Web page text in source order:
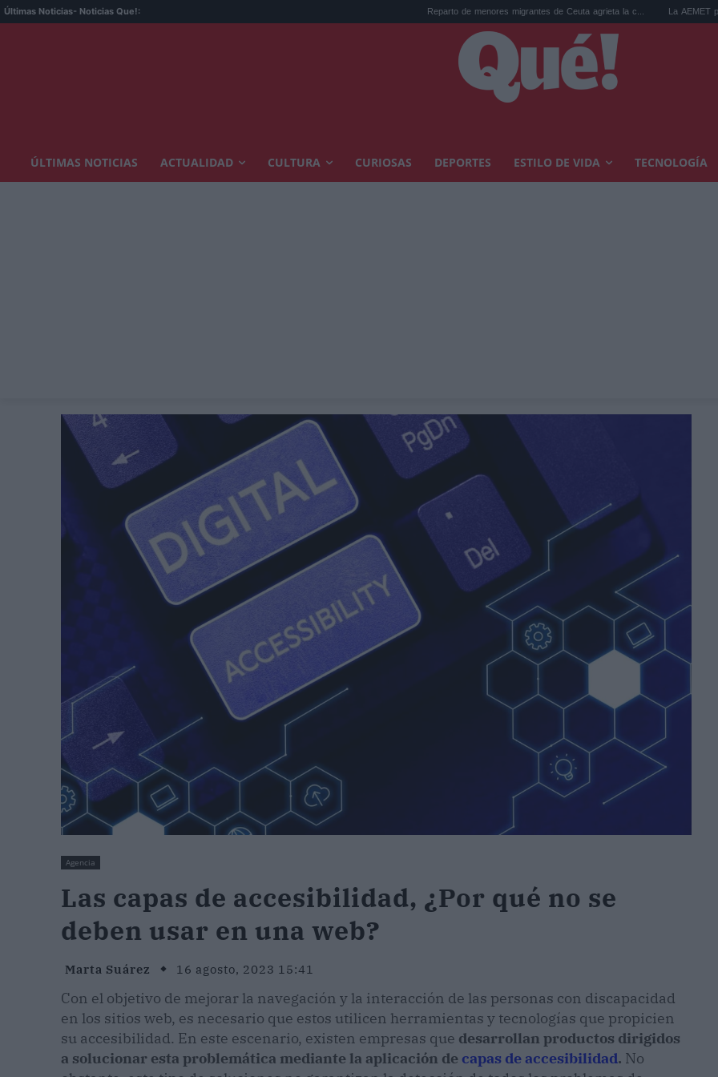
Últimas Noticias- Noticias Que!: Reparto de menores migrantes de Ceuta agrieta la c... La AEMET prepara una
ÚLTIMAS NOTICIAS ACTUALIDAD CULTURA CURIOSAS DEPORTES ESTILO DE VIDA TECNOLOGÍA
Agencia
Las capas de accesibilidad, ¿Por qué no se
deben usar en una web?
Marta Suárez 16 agosto, 2023 15:41
Con el objetivo de mejorar la navegación y la interacción de las personas con discapacidad
en los sitios web, es necesario que estos utilicen herramientas y tecnologías que propicien
su accesibilidad. En este escenario, existen empresas que desarrollan productos dirigidos
a solucionar esta problemática mediante la aplicación de capas de accesibilidad. No